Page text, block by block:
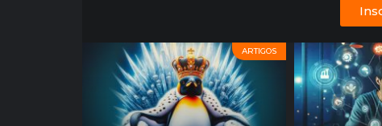
ARTIGOS